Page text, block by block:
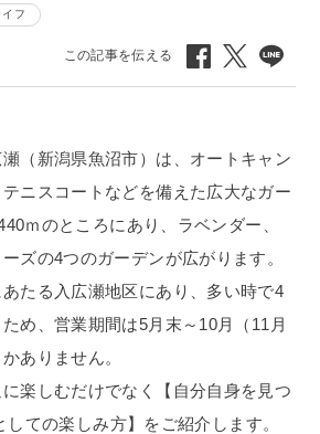
フ
（新潟県魚沼市）は、オートキャン
ニスコートなどを備えた広大なガー
ｍのところにあり、ラベンダー、
ズの4つのガーデンが広がります。
たる入広瀬地区にあり、多い時で4
め、営業期間は5月末～10月（11月
ありません。
楽しむだけでなく【自分自身を見つ
しての楽しみ方】をご紹介します。